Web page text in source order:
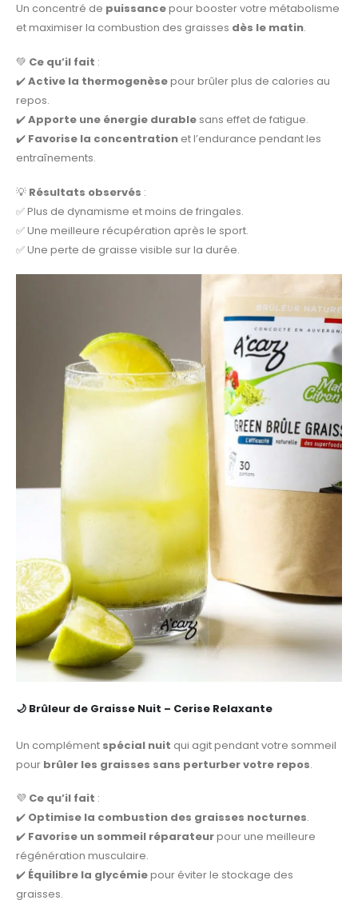
Un concentré de puissancepour booster votre métabolisme
et maximiser la combustion des graisses dès le matin.
💚 Ce qu’il fait :
✔️Active la thermogenèsepour brûler plus de calories au
repos.
✔️Apporte une énergie durable sans effet de fatigue.
✔️ Favorise la concentration et l’endurance pendant les
entraînements.
💡 Résultats observés :
✅ Plus de dynamisme et moins de fringales.
✅ Une meilleure récupération après le sport.
✅ Une perte de graisse visible sur la durée.
🌙 Brûleur de Graisse Nuit – Cerise Relaxante
Un complément spécial nuit qui agit pendant votre sommeil
pour brûler les graisses sans perturber votre repos.
💜 Ce qu’il fait :
✔️ Optimise la combustion des graisses nocturnes.
✔️ Favorise un sommeil réparateurpour une meilleure
régénération musculaire.
✔️ Équilibre la glycémiepour éviter le stockage des
graisses.